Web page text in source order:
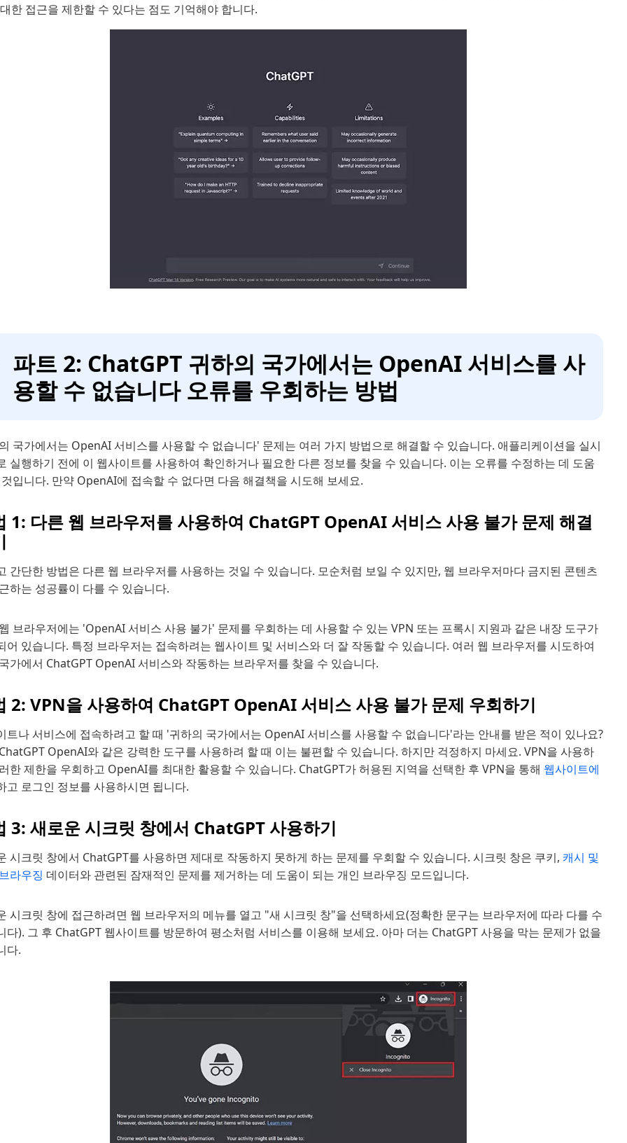
한 접근을 제한할 수 있다는 점도 기억해야 합니다.
파트 2: ChatGPT 귀하의 국가에서는 OpenAI 서비스를 사
용할 수 없습니다 오류를 우회하는 방법
국가에서는 OpenAI 서비스를 사용할 수 없습니다' 문제는 여러 가지 방법으로 해결할 수 있습니다. 애플리케이션을 실시
실행하기 전에 이 웹사이트를 사용하여 확인하거나 필요한 다른 정보를 찾을 수 있습니다. 이는 오류를 수정하는 데 도움
입니다. 만약 OpenAI에 접속할 수 없다면 다음 해결책을 시도해 보세요.
1: 다른 웹 브라우저를 사용하여 ChatGPT OpenAI 서비스 사용 불가 문제 해결
간단한 방법은 다른 웹 브라우저를 사용하는 것일 수 있습니다. 모순처럼 보일 수 있지만, 웹 브라우저마다 금지된 콘텐츠
하는 성공률이 다를 수 있습니다.
브라우저에는 'OpenAI 서비스 사용 불가' 문제를 우회하는 데 사용할 수 있는 VPN 또는 프록시 지원과 같은 내장 도구가
어 있습니다. 특정 브라우저는 접속하려는 웹사이트 및 서비스와 더 잘 작동할 수 있습니다. 여러 웹 브라우저를 시도하여
가에서 ChatGPT OpenAI 서비스와 작동하는 브라우저를 찾을 수 있습니다.
2: VPN을 사용하여 ChatGPT OpenAI 서비스 사용 불가 문제 우회하기
트나 서비스에 접속하려고 할 때 '귀하의 국가에서는 OpenAI 서비스를 사용할 수 없습니다'라는 안내를 받은 적이 있나요?
OpenAI와 같은 강력한 도구를 사용하려 할 때 이는 불편할 수 있습니다. 하지만 걱정하지 마세요. VPN을 사용하
한 제한을 우회하고 OpenAI를 최대한 활용할 수 있습니다. ChatGPT가 허용된 지역을 선택한 후 VPN을 통해 웹사이트에
고 로그인 정보를 사용하시면 됩니다.
3: 새로운 시크릿 창에서 ChatGPT 사용하기
시크릿 창에서 ChatGPT를 사용하면 제대로 작동하지 못하게 하는 문제를 우회할 수 있습니다. 시크릿 창은 쿠키, 캐시 및
라우징 데이터와 관련된 잠재적인 문제를 제거하는 데 도움이 되는 개인 브라우징 모드입니다.
시크릿 창에 접근하려면 웹 브라우저의 메뉴를 열고 "새 시크릿 창"을 선택하세요(정확한 문구는 브라우저에 따라 다를 수
다). 그 후 ChatGPT 웹사이트를 방문하여 평소처럼 서비스를 이용해 보세요. 아마 더는 ChatGPT 사용을 막는 문제가 없을
다.